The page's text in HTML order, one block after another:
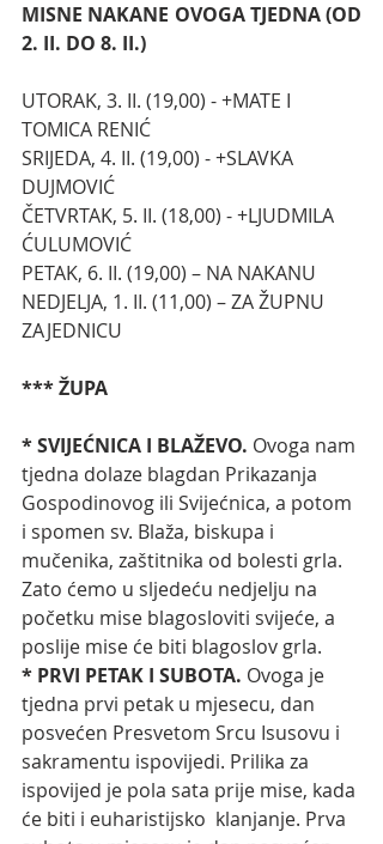
MISNE NAKANE OVOGA TJEDNA (OD
2. II. DO 8. II.)
UTORAK, 3. II. (19,00) - +MATE I
TOMICA RENIĆ
SRIJEDA, 4. II. (19,00) - +SLAVKA
DUJMOVIĆ
ČETVRTAK, 5. II. (18,00) - +LJUDMILA
ĆULUMOVIĆ
PETAK, 6. II. (19,00) – NA NAKANU
NEDJELJA, 1. II. (11,00) – ZA ŽUPNU
ZAJEDNICU
*** ŽUPA
* SVIJEĆNICA I BLAŽEVO. Ovoga nam
tjedna dolaze blagdan Prikazanja
Gospodinovog ili Svijećnica, a potom
i spomen sv. Blaža, biskupa i
mučenika, zaštitnika od bolesti grla.
Zato ćemo u sljedeću nedjelju na
početku mise blagosloviti svijeće, a
poslije mise će biti blagoslov grla.
* PRVI PETAK I SUBOTA. Ovoga je
tjedna prvi petak u mjesecu, dan
posvećen Presvetom Srcu Isusovu i
sakramentu ispovijedi. Prilika za
ispovijed je pola sata prije mise, kada
će biti i euharistijsko  klanjanje. Prva